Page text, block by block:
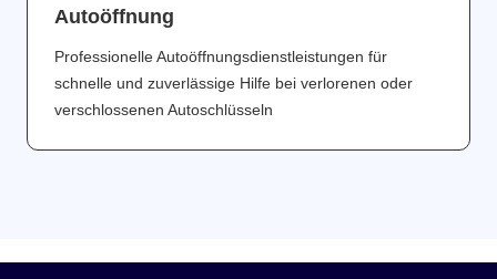
Аutoöffnung
Professionelle Autoöffnungsdienstleistungen für
schnelle und zuverlässige Hilfe bei verlorenen oder
verschlossenen Autoschlüsseln